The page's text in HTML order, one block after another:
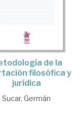
de la
filosófica y
jurídica
Sucar, Germán